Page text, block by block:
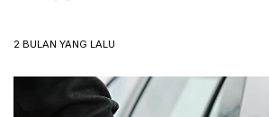
2 BULAN YANG LALU